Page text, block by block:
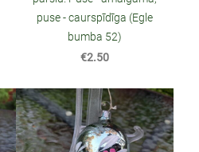
puse - caurspīdīga (Egle
bumba 52)
€2.50